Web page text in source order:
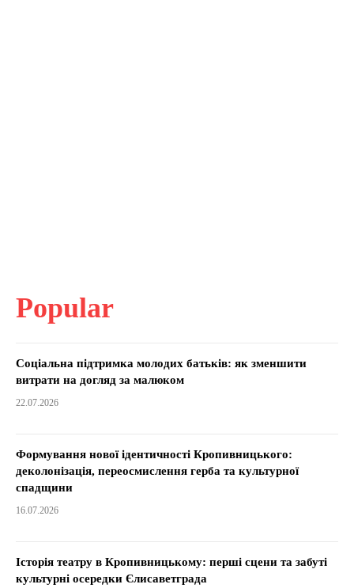
Popular
Соціальна підтримка молодих батьків: як зменшити
витрати на догляд за малюком
22.07.2026
Формування нової ідентичності Кропивницького:
деколонізація, переосмислення герба та культурної
спадщини
16.07.2026
Історія театру в Кропивницькому: перші сцени та забуті
культурні осередки Єлисаветграда